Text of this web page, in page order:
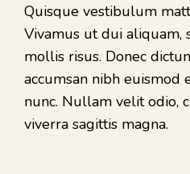
Quisque vestibulum
Vivamus ut dui aliquam,
mollis risus. Donec
accumsan nibh euismod
nunc. Nullam velit odio,
viverra sagittis magna.